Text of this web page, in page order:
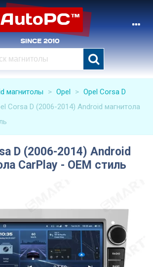
магнитолы > Opel > Opel Corsa D
Corsa D (2006-2014) Android магнитола
D (2006-2014) Android
CarPlay - OEM стиль